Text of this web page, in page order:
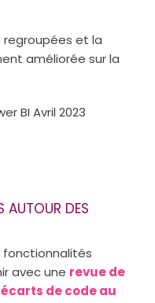
regroupées et la
améliorée sur la
AUTOUR DES
fonctionnalités
avec une revue de
de code au